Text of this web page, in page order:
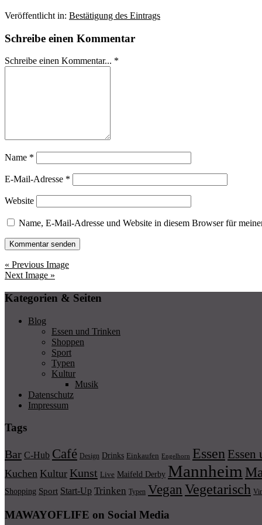
Veröffentlicht in: Bestätigung des Eintrags
Schreibe einen Kommentar
Schreibe einen Kommentar... *
Name *
E-Mail-Adresse *
Website
Name, E-Mail-Adresse und Website in diesem Browser für
« Previous Image
Next Image »
Kategorien & Seiten
Blog
Essen und Trinken
Shoppen
Sport
Typen
Kultur
Musik
Datenschutz
Impressum
Tags
Bar C-Hub Café Design Drinks Einkaufen Engelhorn Essen Essen
Kuchen Kultur Kunst Live Maifeld Derby Mannheim
Shopping Sport Start-Up Trinken Typen Vegan Vegetarisch
MAWAYOFLIFE on Social Media